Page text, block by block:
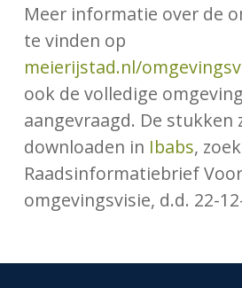
Meer informatie over de
te vinden op
meierijstad.nl/
ook de volledige
aangevraagd. De stukken
downloaden in Ibabs,
Raadsinformatiebrief
omgevingsvisie, d.d. 22-